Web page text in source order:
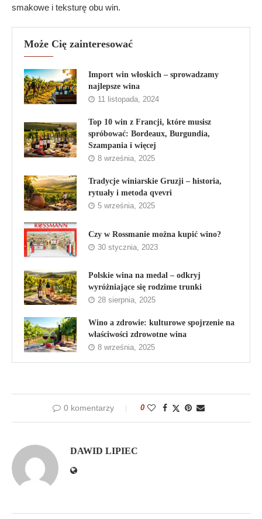
smakowe i teksturę obu win.
Może Cię zainteresować
Import win włoskich – sprowadzamy
najlepsze wina
11 listopada, 2024
Top 10 win z Francji, które musisz
spróbować: Bordeaux, Burgundia,
Szampania i więcej
8 września, 2025
Tradycje winiarskie Gruzji – historia,
rytuały i metoda qvevri
5 września, 2025
Czy w Rossmanie można kupić wino?
30 stycznia, 2023
Polskie wina na medal – odkryj
wyróżniające się rodzime trunki
28 sierpnia, 2025
Wino a zdrowie: kulturowe spojrzenie na
właściwości zdrowotne wina
8 września, 2025
0 komentarzy 0
DAWID LIPIEC